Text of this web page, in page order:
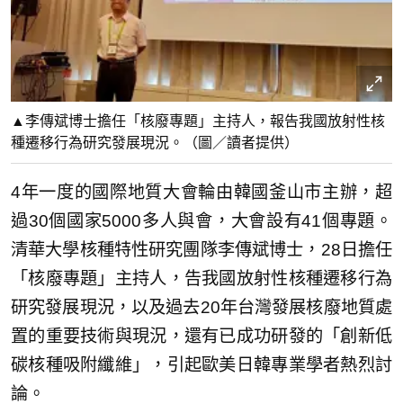
▲李傳斌博士擔任「核廢專題」主持人，報告我國放射性核
種遷移行為研究發展現況。（圖／讀者提供）
4年一度的國際地質大會輪由韓國釜山市主辦，超
過30個國家5000多人與會，大會設有41個專題。
清華大學核種特性研究團隊李傳斌博士，28日擔任
「核廢專題」主持人，告我國放射性核種遷移行為
研究發展現況，以及過去20年台灣發展核廢地質處
置的重要技術與現況，還有已成功研發的「創新低
碳核種吸附纖維」，引起歐美日韓專業學者熱烈討
論。